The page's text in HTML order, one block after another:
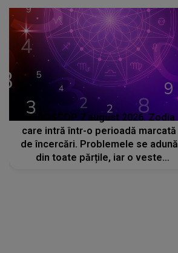
HOROSCOP 7 august 2026. Zodia
care intră într-o perioadă marcată
de încercări. Problemele se adună
din toate părțile, iar o veste